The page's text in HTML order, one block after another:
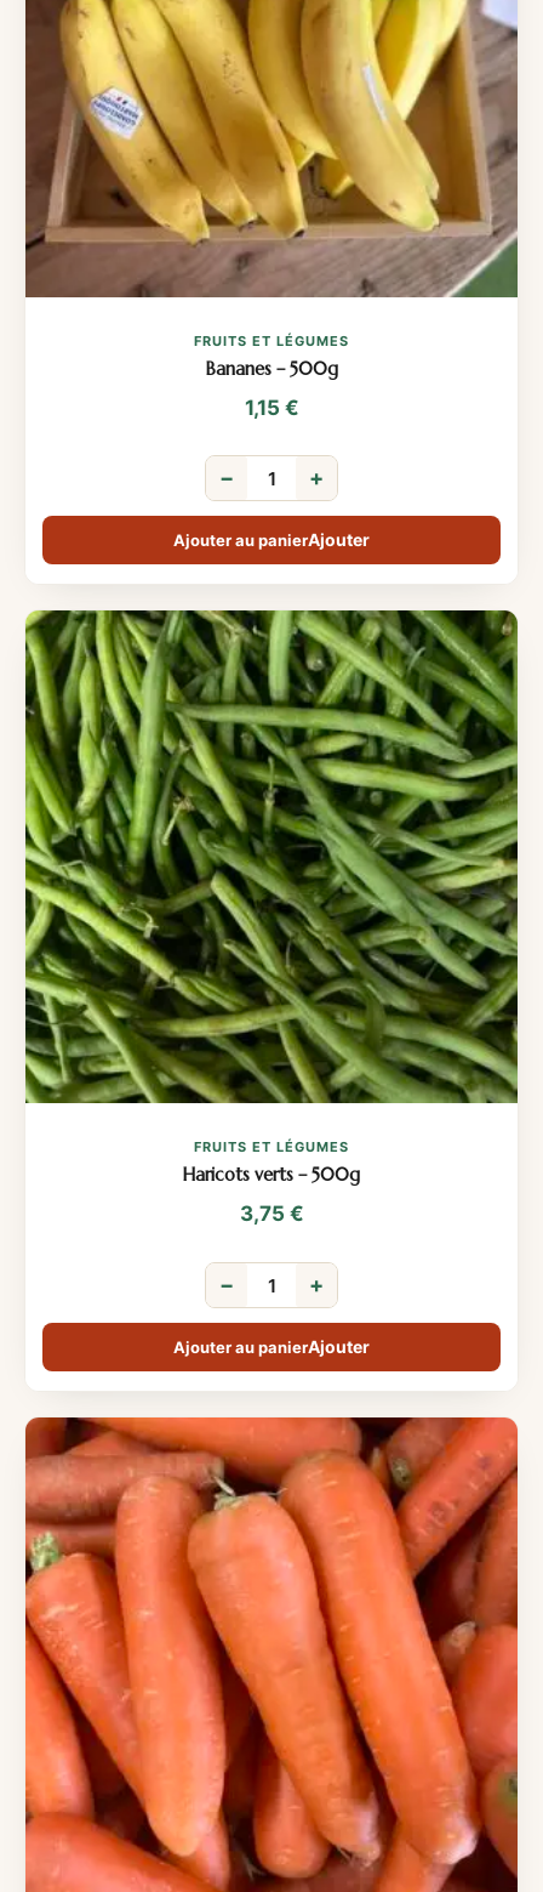
FRUITS ET LÉGUMES
Bananes – 500g
1,15 €
− +
Ajouter au panier
FRUITS ET LÉGUMES
Haricots verts – 500g
3,75 €
− +
Ajouter au panier